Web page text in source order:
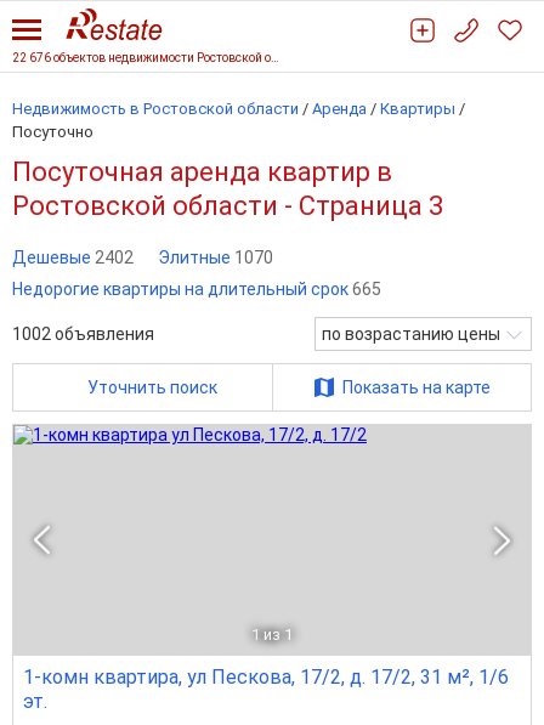
Недвижимость в Ростовской области / Аренда / Квартиры /
Посуточно
Посуточная аренда квартир в
Ростовской области - Страница 3
Дешевые 2402 Элитные 1070
Недорогие квартиры на длительный срок665
1002 объявления по возрастанию цены
Уточнить поиск Показать на карте
1 из 1
1-комн квартира, ул Пескова, 17/2, д. 17/2, 31 м², 1/6
эт.